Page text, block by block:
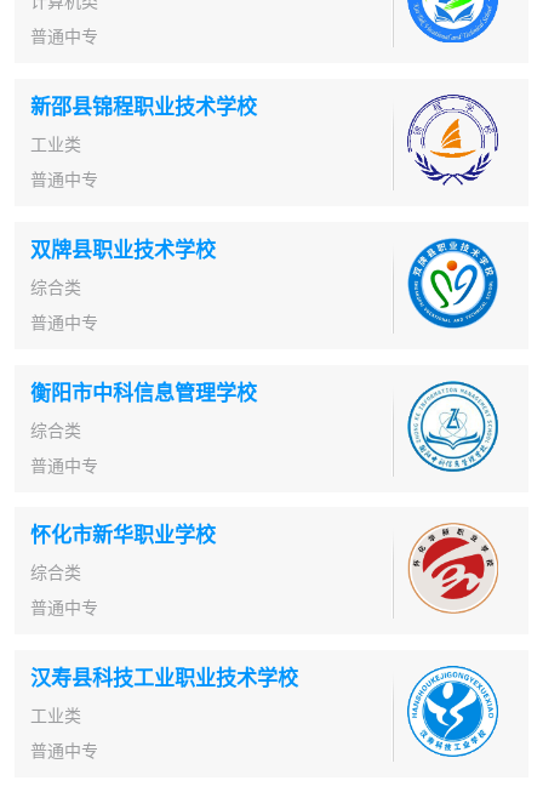
普通中专
新邵县锦程职业技术学校
工业类
普通中专
双牌县职业技术学校
综合类
普通中专
衡阳市中科信息管理学校
综合类
普通中专
怀化市新华职业学校
综合类
普通中专
汉寿县科技工业职业技术学校
工业类
普通中专